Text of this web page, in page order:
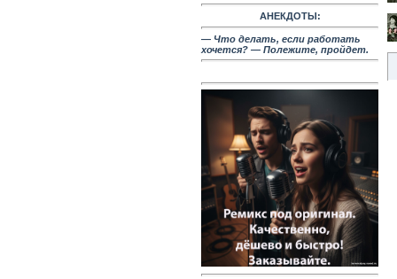
АНЕКДОТЫ:
— Что делать, если работать
хочется? — Полежите, пройдет.